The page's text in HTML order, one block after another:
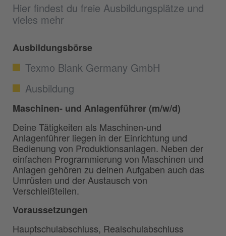
Hier findest du freie Ausbildungsplätze und
vieles mehr
Ausbildungsbörse
Texmo Blank Germany GmbH
Ausbildung
Maschinen- und Anlagenführer (m/w/d)
Deine Tätigkeiten als Maschinen-und
Anlagenführer liegen in der Einrichtung und
Bedienung von Produktionsanlagen. Neben der
einfachen Programmierung von Maschinen und
Anlagen gehören zu deinen Aufgaben auch das
Umrüsten und der Austausch von
Verschleißteilen.
Voraussetzungen
Hauptschulabschluss, Realschulabschluss